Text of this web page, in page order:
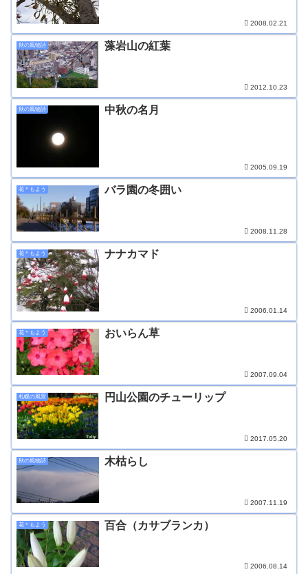
2008.02.21
秋の風物詩 藻岩山の紅葉
2012.10.23
秋の風物詩 中秋の名月
2005.09.19
花＊もよう バラ園の冬囲い
2008.11.28
花＊もよう ナナカマド
2006.01.14
花＊もよう おいらん草
2007.09.04
札幌の風景 円山公園のチューリップ
2017.05.20
秋の風物詩 木枯らし
2007.11.19
花＊もよう 百合（カサブランカ）
2006.08.14